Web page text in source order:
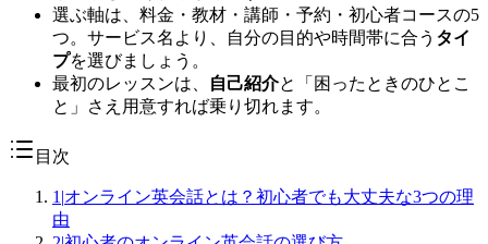
選ぶ軸は、料金・教材・講師・予約・初心者コースの5
つ。サービス名より、自分の目的や時間帯に合う タイ
プを選びましょう。
最初のレッスンは、
自己紹介と「困ったときのひとこ
と」さえ用意すれば乗り切れます。
目次
1 |オンライン英会話とは？初心者でも大丈夫な3つの理
由